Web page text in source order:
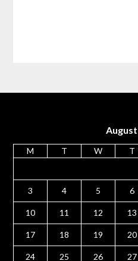
M T W T
3 4 5 6
10 11 12 13
17 18 19 20
24 25 26 27